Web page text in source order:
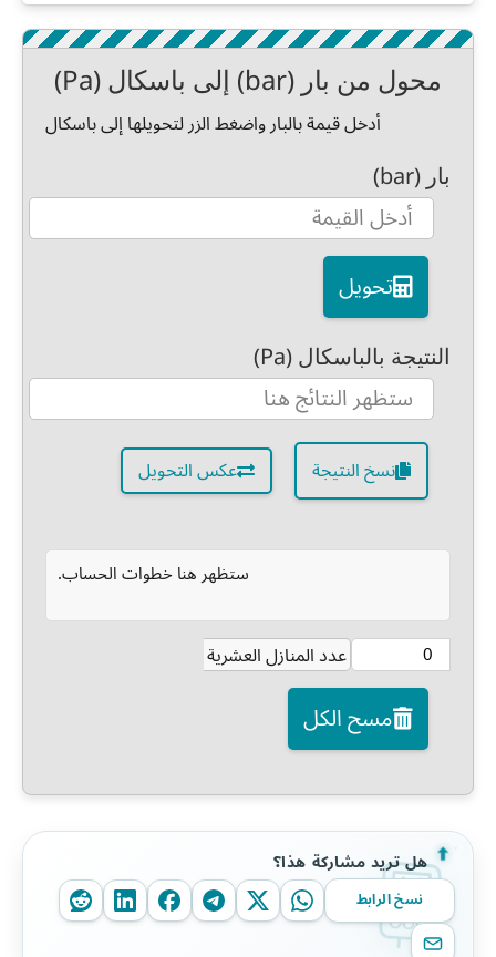
محول من بار (bar) إلى باسكال (Pa)
أدخل قيمة بالبار واضغط الزر لتحويلها إلى باسكال
بار (bar)
تحويل
النتيجة بالباسكال (Pa)
نسخ النتيجة عكس التحويل
ستظهر هنا خطوات الحساب.
عدد المنازل العشرية
مسح الكل
هل تريد مشاركة هذا؟
نسخ الرابط